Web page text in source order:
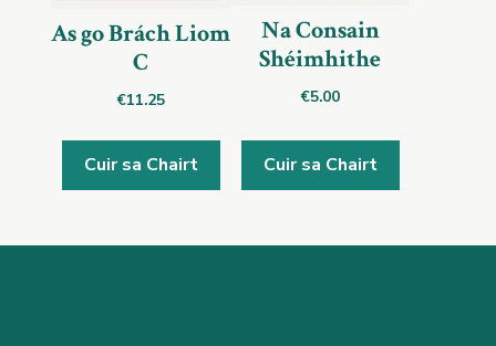
As go Brách Liom
C
€11.25
Cuir sa Chairt
Na Consain
Shéimhithe
€5.00
Cuir sa Chairt